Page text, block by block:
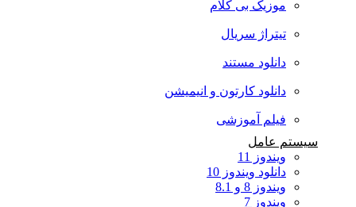
موزیک بی کلام
تیتراژ سریال
دانلود مستند
دانلود کارتون و انیمیشن
فیلم آموزشی
سیستم عامل
ویندوز 11
دانلود ویندوز 10
ویندوز 8 و 8.1
ویندوز 7